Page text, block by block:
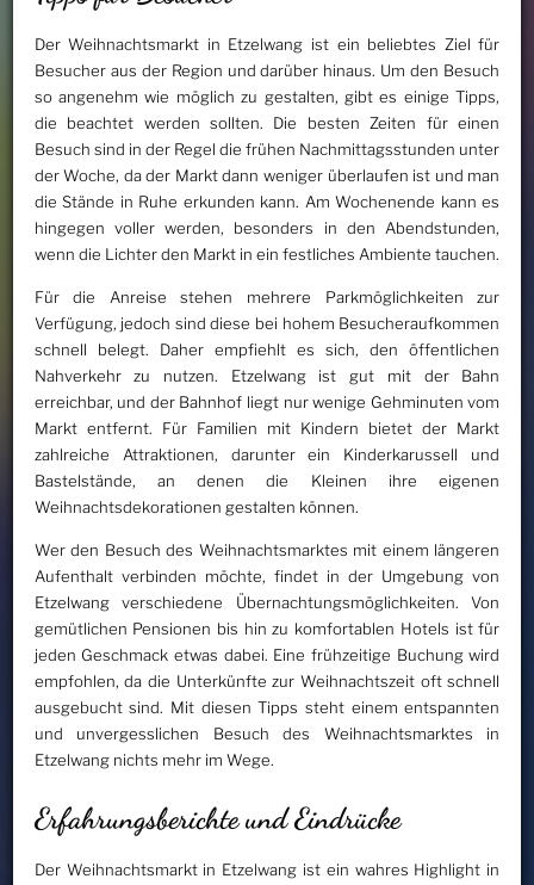
Der Weihnachtsmarkt in Etzelwang ist ein beliebtes Ziel für
Besucher aus der Region und darüber hinaus. Um den Besuch
so angenehm wie möglich zu gestalten, gibt es einige Tipps,
die beachtet werden sollten. Die besten Zeiten für einen
Besuch sind in der Regel die frühen Nachmittagsstunden unter
der Woche, da der Markt dann weniger überlaufen ist und man
die Stände in Ruhe erkunden kann. Am Wochenende kann es
hingegen voller werden, besonders in den Abendstunden,
wenn die Lichter den Markt in ein festliches Ambiente tauchen.
Für die Anreise stehen mehrere Parkmöglichkeiten zur
Verfügung, jedoch sind diese bei hohem Besucheraufkommen
schnell belegt. Daher empfiehlt es sich, den öffentlichen
Nahverkehr zu nutzen. Etzelwang ist gut mit der Bahn
erreichbar, und der Bahnhof liegt nur wenige Gehminuten vom
Markt entfernt. Für Familien mit Kindern bietet der Markt
zahlreiche Attraktionen, darunter ein Kinderkarussell und
Bastelstände, an denen die Kleinen ihre eigenen
Weihnachtsdekorationen gestalten können.
Wer den Besuch des Weihnachtsmarktes mit einem längeren
Aufenthalt verbinden möchte, findet in der Umgebung von
Etzelwang verschiedene Übernachtungsmöglichkeiten. Von
gemütlichen Pensionen bis hin zu komfortablen Hotels ist für
jeden Geschmack etwas dabei. Eine frühzeitige Buchung wird
empfohlen, da die Unterkünfte zur Weihnachtszeit oft schnell
ausgebucht sind. Mit diesen Tipps steht einem entspannten
und unvergesslichen Besuch des Weihnachtsmarktes in
Etzelwang nichts mehr im Wege.
Erfahrungsberichte und Eindrücke
Der Weihnachtsmarkt in Etzelwang ist ein wahres Highlight in